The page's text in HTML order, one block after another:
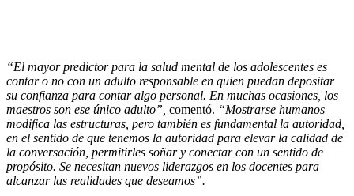
“El mayor predictor para la salud mental de los adolescentes es
contar o no con un adulto responsable en quien puedan depositar
su confianza para contar algo personal. En muchas ocasiones, los
maestros son ese único adulto”, comentó. “Mostrarse humanos
modifica las estructuras, pero también es fundamental la autoridad,
en el sentido de que tenemos la autoridad para elevar la calidad de
la conversación, permitirles soñar y conectar con un sentido de
propósito. Se necesitan nuevos liderazgos en los docentes para
alcanzar las realidades que deseamos”.